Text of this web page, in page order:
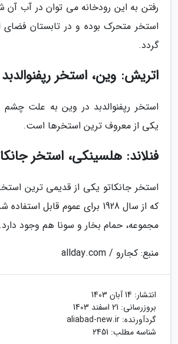
رفتن به این رودخانه می توان در آب
استخر متحرک بوده و در تابستان
گردد.
اتریش: وین، استخر رپفنوالدبد
استخر رپفنوالدبد در وین به علت چشم
یکی از معروف ترین استخرها است.
فنلاند: هلسینکی، استخر
استخر جانکاتو یکی از قدیمی ترین
که از سال 1928 برای عموم قابل
مجموعه، حمام بخار و سونا هم وجود دارد.
منبع: کجارو / allday.com
انتشار: 14 آبان 1403
بروزرسانی: 21 اسفند 1403
گردآورنده: aliabad-new.ir
شناسه مطلب: 2451